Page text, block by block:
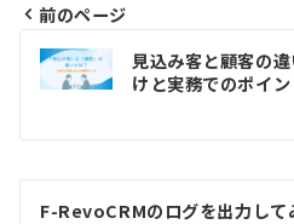
投
稿
ゲ
前のページ
見込み客と顧客の
けと実務でのポイン
F-RevoCRMのログを出力して